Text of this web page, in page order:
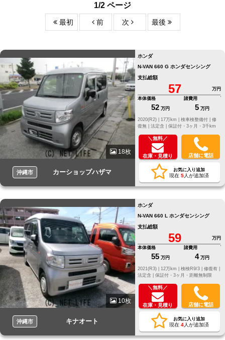
1/2 ページ
最初 前 次 最後
18枚
沖縄市 カーショップハザマ
ホンダ
N-VAN 660 G ホンダセンシング
支払総額
57
万円
本体価格
52 万円
諸費用
5 万円
修
復無 | 法定含 | 保証付・3ヶ月・3千km
＼無料／
在庫・見積り 店舗に電話
お気に入り追加
現在 5人が追加済
10枚
沖縄市 キナオート
ホンダ
N-VAN 660 L ホンダセンシング
支払総額
59
万円
本体価格
55 万円
諸費用
4 万円
修復有 |
法定含 | 保証付・3ヶ月・距離無制限
＼無料／
在庫・見積り 店舗に電話
お気に入り追加
現在 4人が追加済